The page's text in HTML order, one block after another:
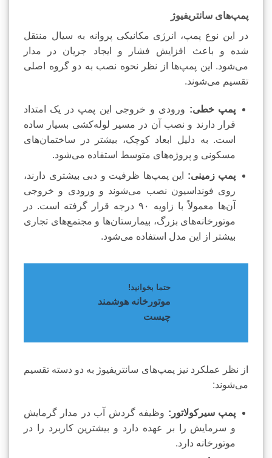
پمپ‌های سانتریفیوژ
در این نوع پمپ، انرژی مکانیکی پروانه به سیال منتقل
شده و باعث افزایش فشار و ایجاد جریان در مدار
می‌شود. این پمپ‌ها از نظر نحوه نصب به دو گروه اصلی
تقسیم می‌شوند.
پمپ خطی: ورودی و خروجی این پمپ در یک امتداد
قرار دارند و نصب آن در مسیر لوله‌کشی بسیار ساده
است. به دلیل ابعاد کوچک، بیشتر در ساختمان‌های
مسکونی و پروژه‌های متوسط استفاده می‌شود.
پمپ زمینی: این پمپ‌ها ظرفیت و دبی بیشتری دارند،
روی فونداسیون نصب می‌شوند و ورودی و خروجی
آن‌ها معمولاً با زاویه ۹۰ درجه قرار گرفته است. در
موتورخانه‌های بزرگ، بیمارستان‌ها و مجتمع‌های تجاری
بیشتر از این مدل استفاده می‌شود.
حتما بخوانید!
موتورخانه هوشمند
چیست
از نظر عملکرد نیز پمپ‌های سانتریفیوژ به دو دسته تقسیم
می‌شوند:
پمپ سیرکولاتور: وظیفه گردش آب در مدار گرمایش
و سرمایش را بر عهده دارد و بیشترین کاربرد را در
موتورخانه دارد.